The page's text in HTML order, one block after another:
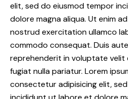
elit, sed do eiusmod tempor
dolore magna aliqua. Ut enim
nostrud exercitation ullamco
commodo consequat. Duis
reprehenderit in voluptate velit
fugiat nulla pariatur. Lorem
consectetur adipisicing elit,